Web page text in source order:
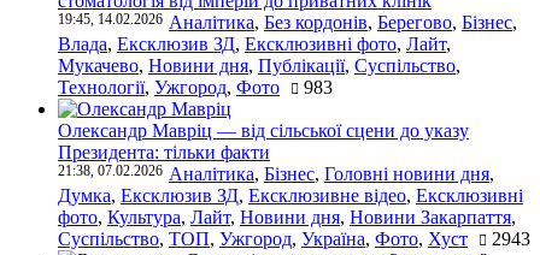
19:45, 14.02.2026 Аналітика, Без кордонів, Берегово, Бізнес,
Влада, Ексклюзив ЗД, Ексклюзивні фото, Лайт,
Мукачево, Новини дня, Публікації, Суспільство,
Технології, Ужгород, Фото 983
Олександр Мавріц — від сільської сцени до указу
Президента: тільки факти
21:38, 07.02.2026 Аналітика, Бізнес, Головні новини дня,
Думка, Ексклюзив ЗД, Ексклюзивне відео, Ексклюзивні
фото, Культура, Лайт, Новини дня, Новини Закарпаття,
Суспільство, ТОП, Ужгород, Україна, Фото, Хуст 2943